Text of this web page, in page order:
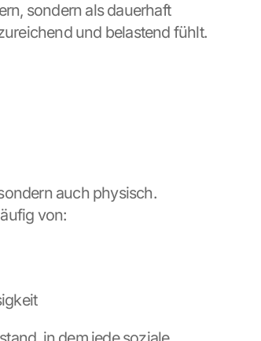
sondern als dauerhaft
und belastend fühlt.
auch physisch.
von: